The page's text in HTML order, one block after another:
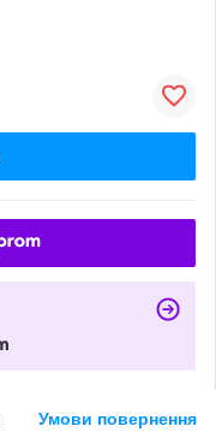
Умови повернення